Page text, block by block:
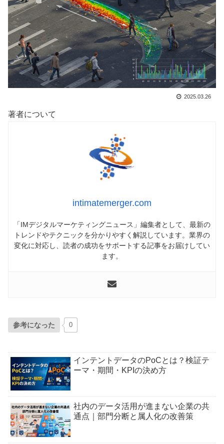
2025.03.26
著者について
intimatemerger.com
「IMデジタルマーケティングニュース」編集者として、最新の
トレンドやテクニックを分かりやすく解説しています。業界の
変化に対応し、読者の成功をサポートする記事をお届けしてい
ます。
参考になった 0
インテントデータのPoCとは？検証テ
ーマ・期間・KPIの決め方
社内のデータ活用が進まない企業の共
通点｜部門分断と属人化の改善策